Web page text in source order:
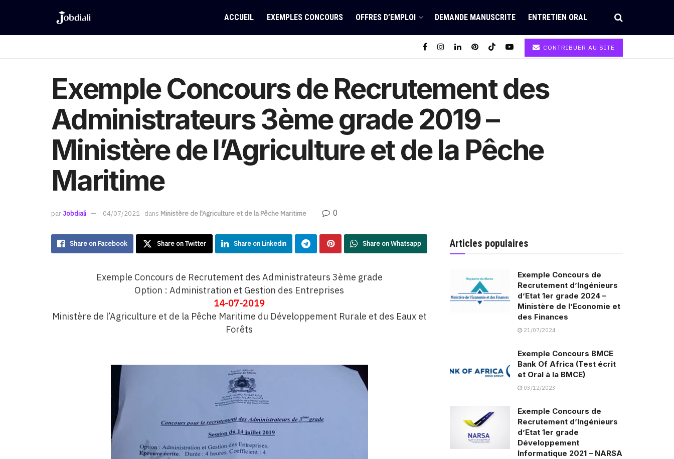
ACCUEIL EXEMPLES CONCOURS OFFRES D’EMPLOI DEMANDE MANUSCRITE ENTRETIEN ORAL
CONTRIBUER AU SITE
Exemple Concours de Recrutement des
Administrateurs 3ème grade 2019 –
Ministère de l’Agriculture et de la Pêche
Maritime
par Jobdiali 04/07/2021 dans Ministère de l'Agriculture et de la Pêche Maritime 0
Share on Facebook Share on Twitter Share on Linkedin Share on Whatsapp
Exemple Concours de Recrutement des Administrateurs 3ème grade
Option : Administration et Gestion des Entreprises
14-07-2019
Ministère de l’Agriculture et de la Pêche Maritime du Développement Rurale et des Eaux et
Forêts
Articles populaires
Exemple Concours de
Recrutement d’Ingénieurs
d’Etat 1er grade 2024 –
Ministère de l’Economie et
des Finances
21/07/2024
Exemple Concours BMCE
Bank Of Africa (Test écrit
et Oral à la BMCE)
03/12/2023
Exemple Concours de
Recrutement d’Ingénieurs
d’Etat 1er grade
Développement
Informatique 2021 – NARSA